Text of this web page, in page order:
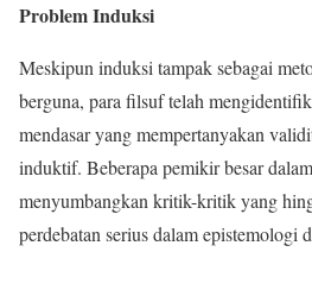
Problem Induksi
Meskipun induksi tampak sebagai
berguna, para filsuf telah
mendasar yang mempertanyakan
induktif. Beberapa pemikir besar
menyumbangkan kritik-kritik yang
perdebatan serius dalam epistemologi